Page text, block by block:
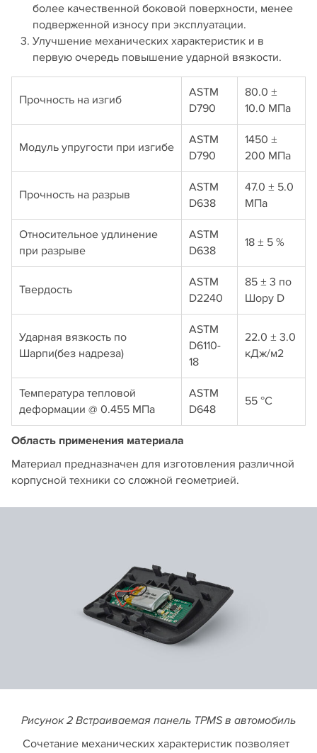
более качественной боковой поверхности, менее
подверженной износу при эксплуатации.
Улучшение механических характеристик и в
первую очередь повышение ударной вязкости.
Прочность на изгиб
ASTM
D790
80.0 ±
10.0 МПа
Модуль упругости при изгибе
ASTM
D790
1450 ±
200 МПа
Прочность на разрыв
ASTM
D638
47.0 ± 5.0
МПа
Относительное удлинение
при разрыве
ASTM
D638
18 ± 5 %
Твердость
ASTM
D2240
85 ± 3 по
Шору D
Ударная вязкость по
Шарпи(без надреза)
ASTM
D6110-
18
22.0 ± 3.0
кДж/м2
Температура тепловой
деформации @ 0.455 МПа
ASTM
D648
55 °C
Область применения материала
Материал предназначен для изготовления различной
корпусной техники со сложной геометрией.
Рисунок 2 Встраиваемая панель TPMS в автомобиль
Сочетание механических характеристик позволяет